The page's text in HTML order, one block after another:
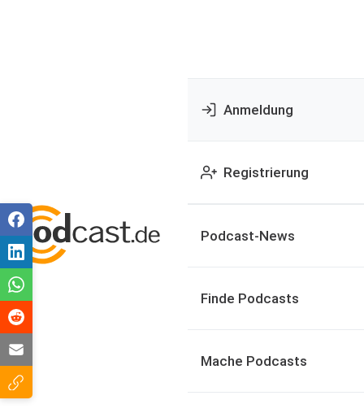
Anmeldung
Registrierung
Podcast-News
Finde Podcasts
Mache Podcasts